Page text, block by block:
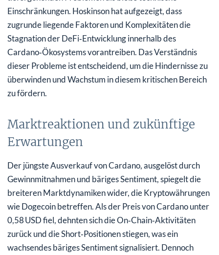
Einschränkungen. Hoskinson hat aufgezeigt, dass
zugrunde liegende Faktoren und Komplexitäten die
Stagnation der DeFi‑Entwicklung innerhalb des
Cardano‑Ökosystems vorantreiben. Das Verständnis
dieser Probleme ist entscheidend, um die Hindernisse zu
überwinden und Wachstum in diesem kritischen Bereich
zu fördern.
Marktreaktionen und zukünftige
Erwartungen
Der jüngste Ausverkauf von Cardano, ausgelöst durch
Gewinnmitnahmen und bäriges Sentiment, spiegelt die
breiteren Markt­dynamiken wider, die Kryptowährungen
wie Dogecoin betreffen. Als der Preis von Cardano unter
0,58 USD fiel, dehnten sich die On‑Chain‑Aktivitäten
zurück und die Short‑Positionen stiegen, was ein
wachsendes bäriges Sentiment signalisiert. Dennoch